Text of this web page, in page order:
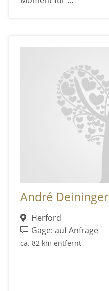
André Deininger
Herford
Gage: auf Anfrage
ca. 82 km entfernt